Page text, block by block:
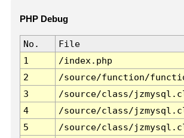
PHP Debug
No. File
1
/index.php
2
/source/function/
3
/source/class/
4
/source/class/
5
/source/class/